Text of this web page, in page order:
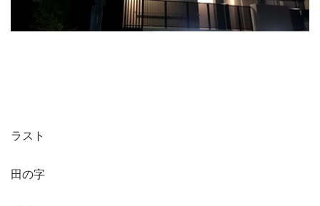
ラスト
田の字